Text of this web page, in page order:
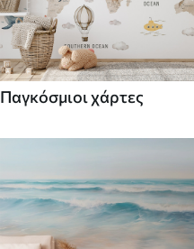
Παγκόσμιοι χάρτες